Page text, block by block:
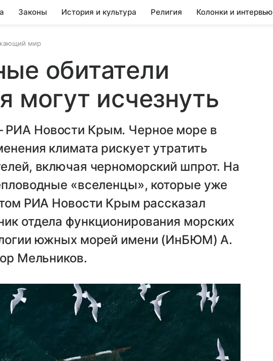
Законы История и культура Религия Колонки и интервью
мир
обитатели
могут исчезнуть
Новости Крым. Черное море в
климата рискует утратить
включая черноморский шпрот. На
«вселенцы», которые уже
РИА Новости Крым рассказал
отдела функционирования морских
южных морей имени (ИнБЮМ) А.
Мельников.